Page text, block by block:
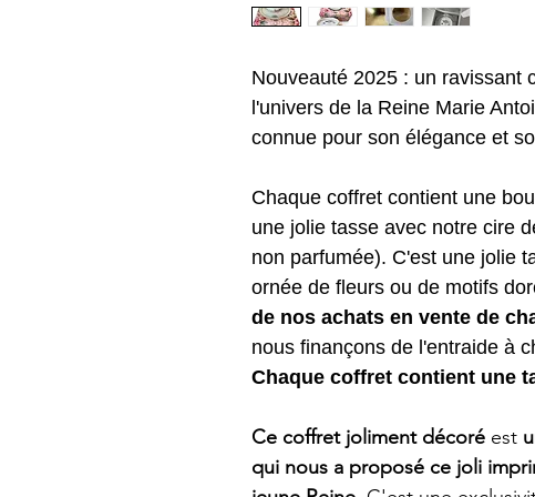
Nouveauté 2025 : un ravissant
l'univers de la Reine Marie
connue pour son élégance et
Chaque coffret contient une
une jolie tasse avec notre cire
non parfumée). C'est une jolie
ornée de fleurs ou de motifs
de nos achats en vente de
nous finançons de l'entraide à
Chaque coffret contient une
Ce coffret joliment décoré est
qui nous a proposé ce joli